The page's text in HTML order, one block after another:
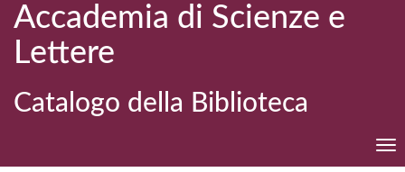
Accademia di Scienze e
Lettere
Catalogo della Biblioteca